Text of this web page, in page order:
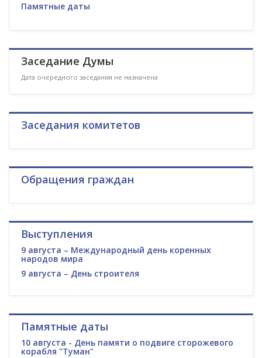
Памятные даты
Заседание Думы
Дата очередного заседания не назначена
Заседания комитетов
Обращения граждан
Выступления
9 августа – Международный день коренных
народов мира
9 августа – День строителя
Памятные даты
10 августа - День памяти о подвиге сторожевого
корабля "Туман"